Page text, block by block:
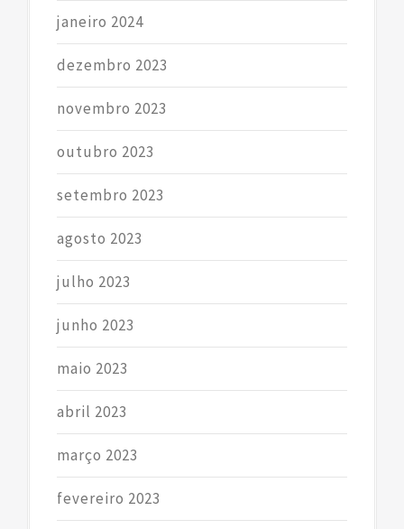
janeiro 2024
dezembro 2023
novembro 2023
outubro 2023
setembro 2023
agosto 2023
julho 2023
junho 2023
maio 2023
abril 2023
março 2023
fevereiro 2023